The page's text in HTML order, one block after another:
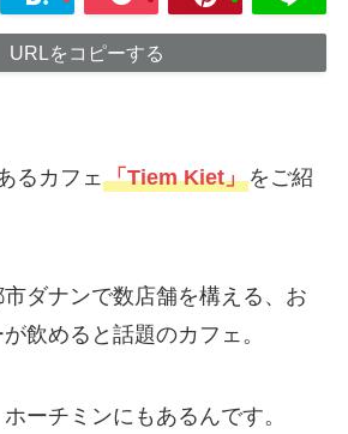
URLをコピーする
るカフェ 「Tiem Kiet」をご紹
ダナンで数店舗を構える、お
飲めると話題のカフェ。
ーチミンにもあるんです。